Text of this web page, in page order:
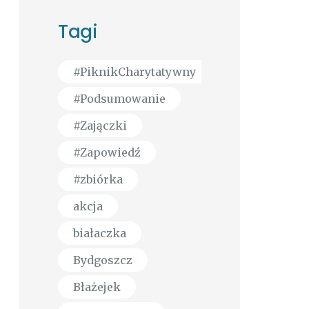
Tagi
#PiknikCharytatywny
#Podsumowanie
#Zajączki
#Zapowiedź
#zbiórka
akcja
białaczka
Bydgoszcz
Błażejek